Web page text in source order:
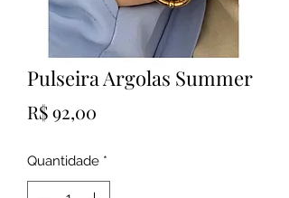
Pulseira Argolas Summer
R$ 92,00
Quantidade *